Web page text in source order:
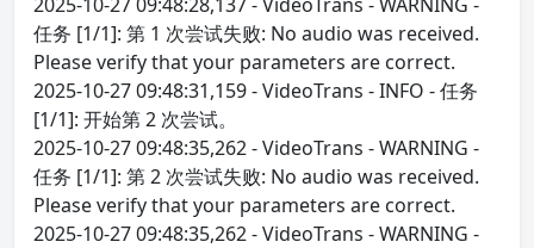
任务 [1/1]: 第 1 次尝试失败: No audio was received.
Please verify that your parameters are correct.
2025-10-27 09:48:31,159 - VideoTrans - INFO - 任务
[1/1]: 开始第 2 次尝试。
2025-10-27 09:48:35,262 - VideoTrans - WARNING -
任务 [1/1]: 第 2 次尝试失败: No audio was received.
Please verify that your parameters are correct.
2025-10-27 09:48:35,262 - VideoTrans - WARNING -